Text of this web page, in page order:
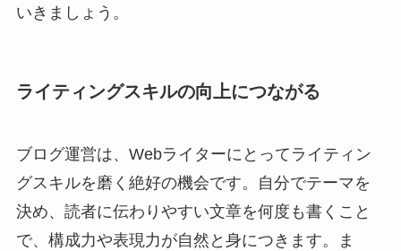
いきましょう。
ライティングスキルの向上につながる
ブログ運営は、Webライターにとってライティン
グスキルを磨く絶好の機会です。自分でテーマを
決め、読者に伝わりやすい文章を何度も書くこと
で、構成力や表現力が自然と身につきます。ま